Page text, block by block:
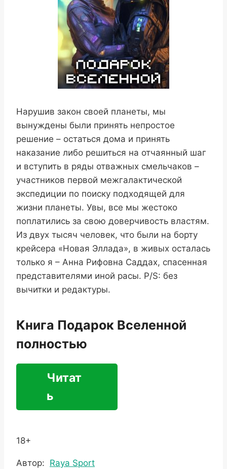
Нарушив закон своей планеты, мы
вынуждены были принять непростое
решение – остаться дома и принять
наказание либо решиться на отчаянный шаг
и вступить в ряды отважных смельчаков –
участников первой межгалактической
экспедиции по поиску подходящей для
жизни планеты. Увы, все мы жестоко
поплатились за свою доверчивость властям.
Из двух тысяч человек, что были на борту
крейсера «Новая Эллада», в живых осталась
только я – Анна Рифовна Саддах, спасенная
представителями иной расы. P/S: без
вычитки и редактуры.
Книга Подарок Вселенной
полностью
Читат
ь
18+
Метки
Автор: Raya Sport